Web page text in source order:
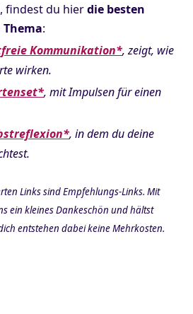
findest du hierdie besten
:
Kommunikation*, zeigt, wie
wirken.
, mit Impulsen für einen
, in dem du deine
Links sind Empfehlungs-Links. Mit
ein kleines Dankeschön und hältst
entstehen dabei keine Mehrkosten.